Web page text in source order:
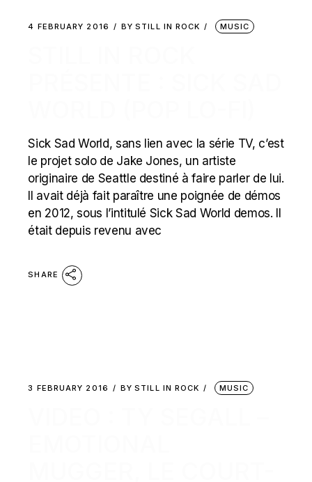
4 FEBRUARY 2016 BY STILL IN ROCK MUSIC
Sick Sad World, sans lien avec la série TV, c’est
le projet solo de Jake Jones, un artiste
originaire de Seattle destiné à faire parler de lui.
Il avait déjà fait paraître une poignée de démos
en 2012, sous l’intitulé Sick Sad World demos. Il
était depuis revenu avec
SHARE
3 FEBRUARY 2016 BY STILL IN ROCK MUSIC